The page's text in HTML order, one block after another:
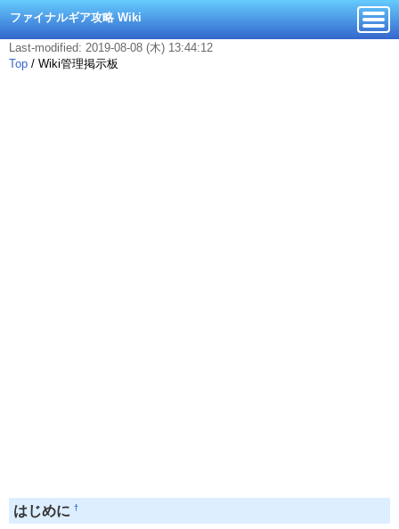
ファイナルギア攻略 Wiki
Last-modified: 2019-08-08 (木) 13:44:12
Top / Wiki管理掲示板
はじめに †